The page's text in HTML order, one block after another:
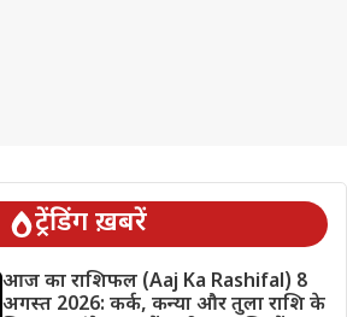
ट्रेंडिंग ख़बरें
आज का राशिफल (Aaj Ka Rashifal) 8
अगस्त 2026: कर्क, कन्या और तुला राशि के